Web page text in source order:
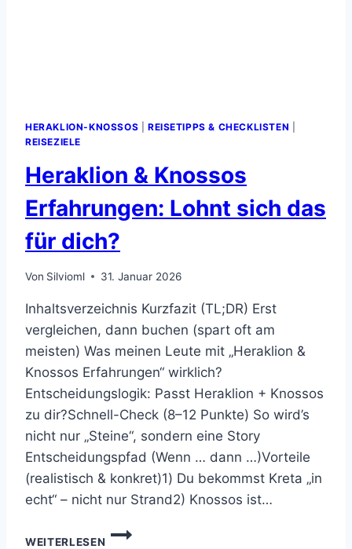
HERAKLION-KNOSSOS REISETIPPS & CHECKLISTEN
REISEZIELE
Heraklion & Knossos
Erfahrungen: Lohnt sich das
für dich?
Von Silvioml 31. Januar 2026
Inhaltsverzeichnis Kurzfazit (TL;DR) Erst
vergleichen, dann buchen (spart oft am
meisten) Was meinen Leute mit „Heraklion &
Knossos Erfahrungen“ wirklich?
Entscheidungslogik: Passt Heraklion + Knossos
zu dir?Schnell-Check (8–12 Punkte) So wird’s
nicht nur „Steine“, sondern eine Story
Entscheidungspfad (Wenn … dann …)Vorteile
(realistisch & konkret)1) Du bekommst Kreta „in
echt“ – nicht nur Strand2) Knossos ist…
WEITERLESEN
HERAKLION